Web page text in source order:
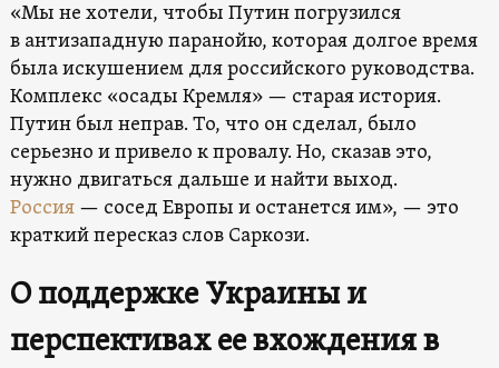
«Мы не хотели, чтобы Путин погрузился
в антизападную паранойю, которая долгое время
была искушением для российского руководства.
Комплекс «осады Кремля» — старая история.
Путин был неправ. То, что он сделал, было
серьезно и привело к провалу. Но, сказав это,
нужно двигаться дальше и найти выход.
Россия— сосед Европы и останется им», — это
краткий пересказ слов Саркози.
О поддержке Украины и
перспективах ее вхождения в